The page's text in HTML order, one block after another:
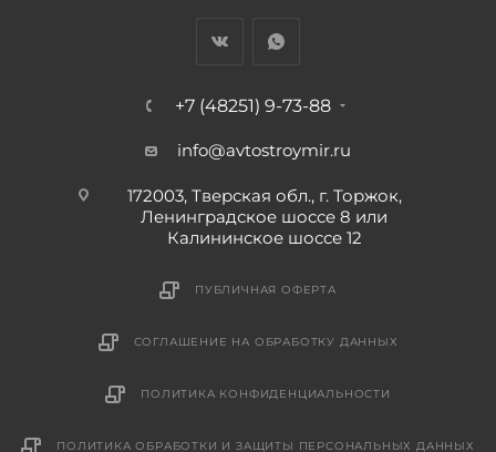
+7 (48251) 9-73-88
info@avtostroymir.ru
172003, Тверская обл., г. Торжок,
Ленинградское шоссе 8 или
Калининское шоссе 12
ПУБЛИЧНАЯ ОФЕРТА
СОГЛАШЕНИЕ НА ОБРАБОТКУ ДАННЫХ
ПОЛИТИКА КОНФИДЕНЦИАЛЬНОСТИ
ПОЛИТИКА ОБРАБОТКИ И ЗАЩИТЫ ПЕРСОНАЛЬНЫХ ДАННЫХ